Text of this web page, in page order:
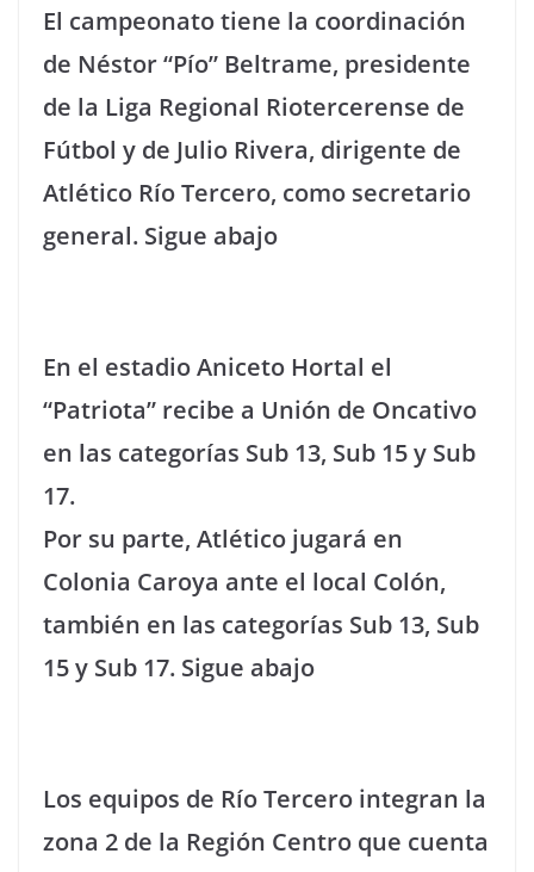
El campeonato tiene la coordinación
de Néstor “Pío” Beltrame, presidente
de la Liga Regional Riotercerense de
Fútbol y de Julio Rivera, dirigente de
Atlético Río Tercero, como secretario
general. Sigue abajo
En el estadio Aniceto Hortal el
“Patriota” recibe a Unión de Oncativo
en las categorías Sub 13, Sub 15 y Sub
17.
Por su parte, Atlético jugará en
Colonia Caroya ante el local Colón,
también en las categorías Sub 13, Sub
15 y Sub 17. Sigue abajo
Los equipos de Río Tercero integran la
zona 2 de la Región Centro que cuenta